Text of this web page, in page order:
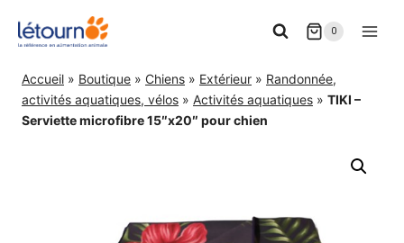
0
Accueil » Boutique » Chiens » Extérieur » Randonnée,
activités aquatiques, vélos » Activités aquatiques » TIKI –
Serviette microfibre 15″x20″ pour chien